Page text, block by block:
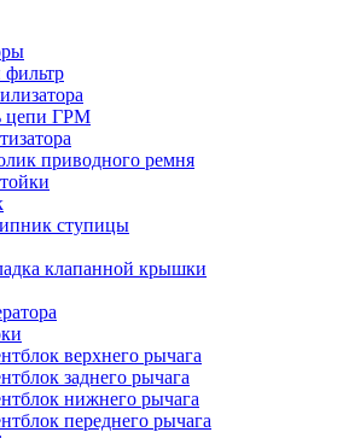
цепи ГРМ
приводного ремня
ступицы
клапанной крышки
верхнего рычага
заднего рычага
нижнего рычага
переднего рычага